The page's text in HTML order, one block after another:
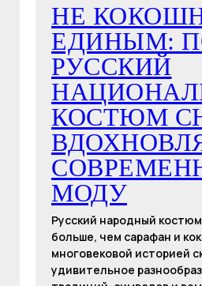
НЕ
ЕДИНЫМ:
РУССКИЙ
КОСТЮМ
МОДУ
Русский народный
больше, чем сарафан и
многовековой историей
удивительное